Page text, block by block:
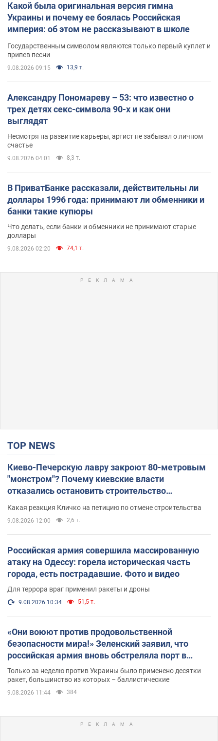
Какой была оригинальная версия гимна
Украины и почему ее боялась Российская
империя: об этом не рассказывают в школе
Государственным символом являются только первый куплет и
припев песни
9.08.2026 09:15 13,9 т.
Александру Пономареву – 53: что известно о
трех детях секс-символа 90-х и как они
выглядят
Несмотря на развитие карьеры, артист не забывал о личном
счастье
9.08.2026 04:01 8,3 т.
В ПриватБанке рассказали, действительны ли
доллары 1996 года: принимают ли обменники и
банки такие купюры
Что делать, если банки и обменники не принимают старые
доллары
9.08.2026 02:20 74,1 т.
TOP NEWS
Киево-Печерскую лавру закроют 80-метровым
"монстром"? Почему киевские власти
отказались остановить строительство
Какая реакция Кличко на петицию по отмене строительства
9.08.2026 12:00 2,6 т.
Российская армия совершила массированную
атаку на Одессу: горела историческая часть
города, есть пострадавшие. Фото и видео
Для террора враг применил ракеты и дроны
9.08.2026 10:34 51,5 т.
«Они воюют против продовольственной
безопасности мира!» Зеленский заявил, что
российская армия вновь обстреляла порт в
Одессе
Только за неделю против Украины было применено десятки
ракет, большинство из которых – баллистические
9.08.2026 11:44 384